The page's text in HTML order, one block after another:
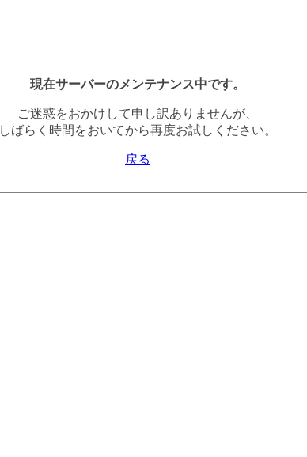
現在サーバーのメンテナンス中です。
ご迷惑をおかけして申し訳ありませんが、
しばらく時間をおいてから再度お試しください。
戻る